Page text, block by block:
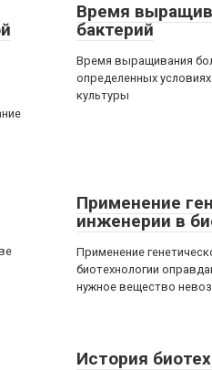
Время
бактерий
Время выращивания
определенных
культуры
Применение
инженерии в
Применение
биотехнологии
нужное вещество
История